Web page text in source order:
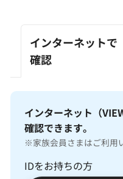
お客さまサポート
紛失・盗難でお困りの方
インターネットで
確認
インターネット（
確認できます。
※家族会員さまはご利用
IDをお持ちの方